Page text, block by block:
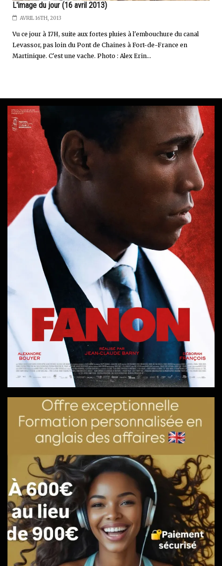
L'image du jour (16 avril 2013)
AVRIL 16TH, 2013
Vu ce jour à 17H, suite aux fortes pluies à l'embouchure du canal
Levassor, pas loin du Pont de Chaines à Fort-de-France en
Martinique. C'est une vache. Photo : Alex Erin...